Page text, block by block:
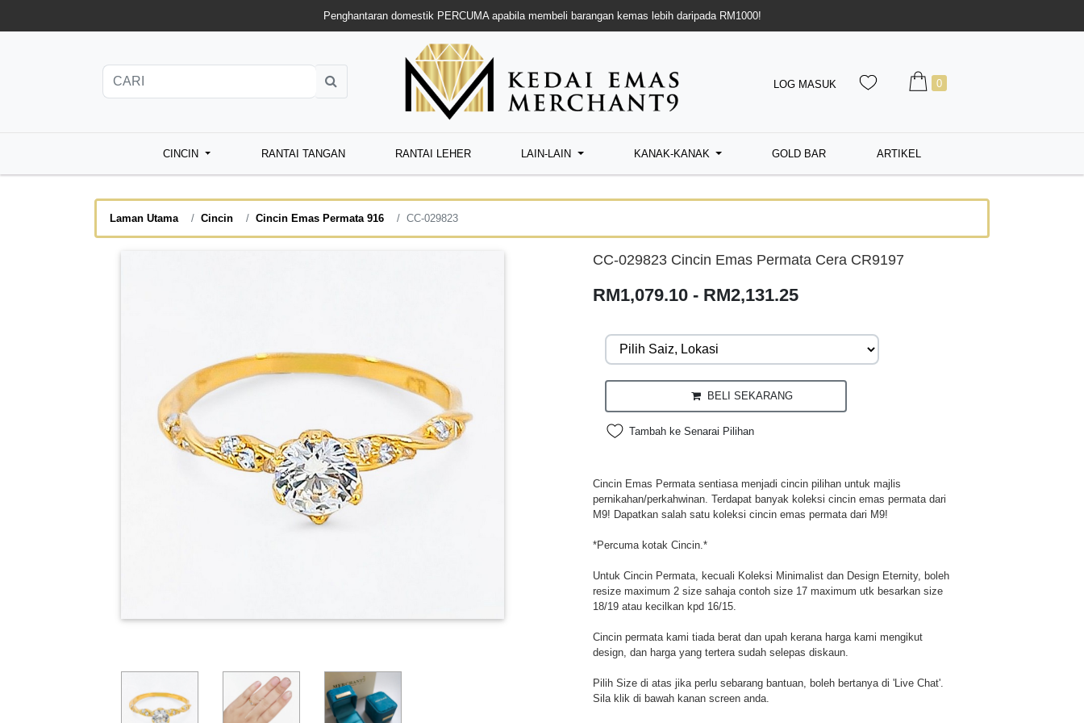
Penghantaran domestik PERCUMA apabila membeli barangan kemas lebih daripada RM1000!
LOG MASUK 0
CINCIN RANTAI TANGAN RANTAI LEHER LAIN-LAIN KANAK-KANAK GOLD BAR ARTIKEL
Laman Utama Cincin Cincin Emas Permata 916 CC-029823
CC-029823 Cincin Emas Permata Cera CR9197
RM1,079.10 - RM2,131.25
BELI SEKARANG
Tambah ke Senarai Pilihan
Cincin Emas Permata sentiasa menjadi cincin pilihan untuk majlis
pernikahan/perkahwinan. Terdapat banyak koleksi cincin emas permata dari
M9! Dapatkan salah satu koleksi cincin emas permata dari M9!
*Percuma kotak Cincin.*
Untuk Cincin Permata, kecuali Koleksi Minimalist dan Design Eternity, boleh
resize maximum 2 size sahaja contoh size 17 maximum utk besarkan size
18/19 atau kecilkan kpd 16/15.
Cincin permata kami tiada berat dan upah kerana harga kami mengikut
design, dan harga yang tertera sudah selepas diskaun.
Pilih Size di atas jika perlu sebarang bantuan, boleh bertanya di 'Live Chat'.
Sila klik di bawah kanan screen anda.